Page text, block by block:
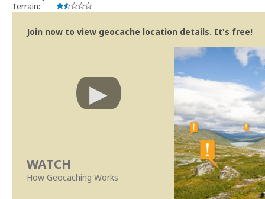
Terrain:
Join now to view geocache location details. It's free!
WATCH
How Geocaching Works